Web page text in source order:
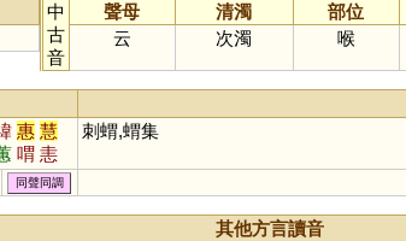
中
古
音
聲母 清濁 部位
云
次濁 喉
惠 慧
喟 恚
篲 蜼
刺蝟,蝟集
同聲同調
其他方言讀音